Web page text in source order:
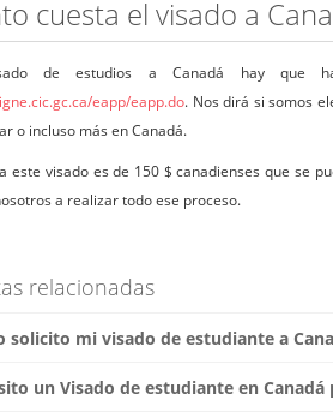
cuesta el visado a
de estudios a Canadá hay que
eapp/eapp.do. Nos dirá si somos
o incluso más en Canadá.
este visado es de 150 $ canadienses que se
a realizar todo ese proceso.
relacionadas
solicito mi visado de estudiante a
un Visado de estudiante en